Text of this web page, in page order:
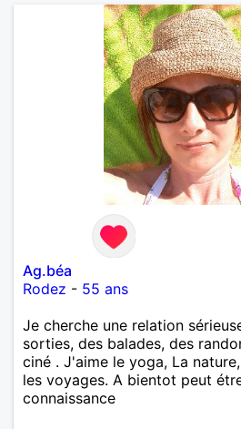
Ag.béa
Rodez - 55 ans
Je cherche une relation
sorties, des balades, des
ciné . J'aime le yoga, La
les voyages. A bientot peut
connaissance